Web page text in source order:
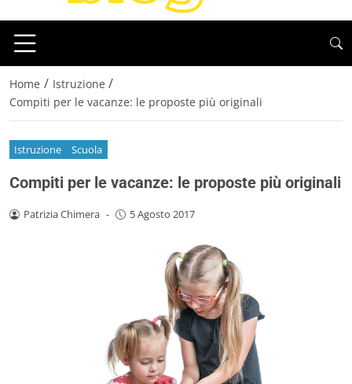
Home / Istruzione /
Compiti per le vacanze: le proposte più originali
Istruzione Scuola
Compiti per le vacanze: le proposte più originali
Patrizia Chimera - 5 Agosto 2017